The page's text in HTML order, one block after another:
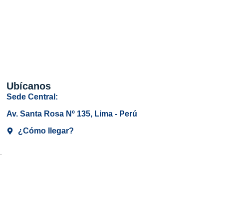
Ubícanos
Sede Central:
Av. Santa Rosa Nº 135, Lima - Perú
¿Cómo llegar?